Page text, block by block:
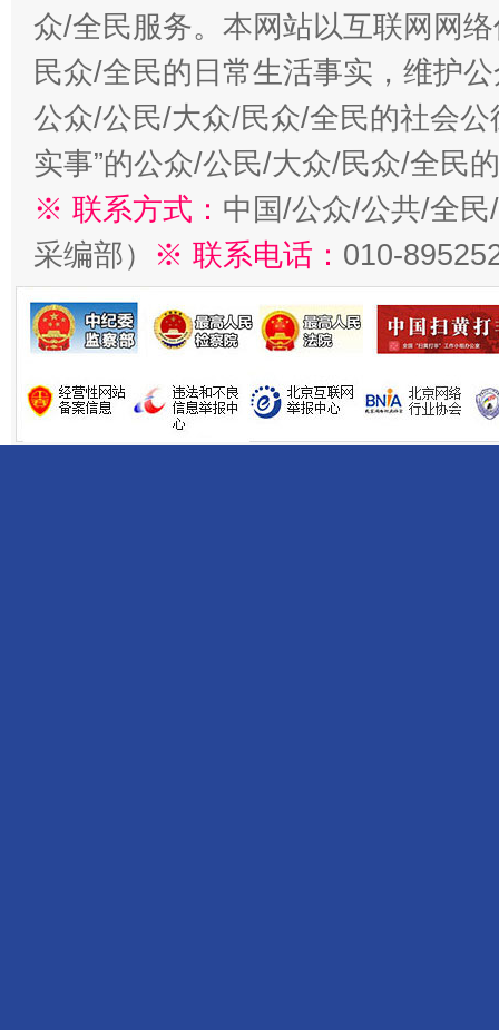
众/全民服务。本网站以互联网网
民众/全民的日常生活事实，维护
公众/公民/大众/民众/全民的社会公
实事”的公众/公民/大众/民众/全民
※ 联系方式： 中国/公众/公共/全
采编部） ※ 联系电话： 010-